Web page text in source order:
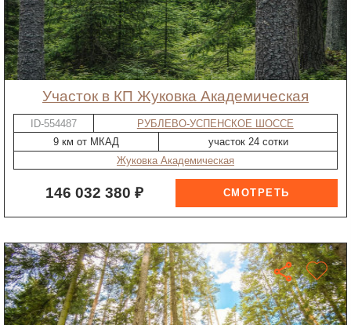
участок в КП Жуковка Академическая
ID-554487
РУБЛЕВО-УСПЕНСКОЕ ШОССЕ
9 км от МКАД
участок 24 сотки
Жуковка Академическая
146 032 380 ₽